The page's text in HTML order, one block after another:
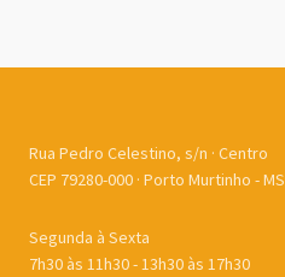
Rua Pedro Celestino, s/n · Centro
CEP 79280-000 · Porto Murtinho - MS
Segunda à Sexta
7h30 às 11h30 - 13h30 às 17h30